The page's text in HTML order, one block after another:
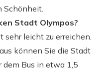
Schönheit.
Stadt Olympos?
sehr leicht zu erreichen.
können Sie die Stadt
dem Bus in etwa 1,5